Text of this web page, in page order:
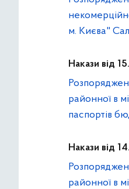
м. Києва"
Накази від
районної в
паспортів
Накази від
районної в